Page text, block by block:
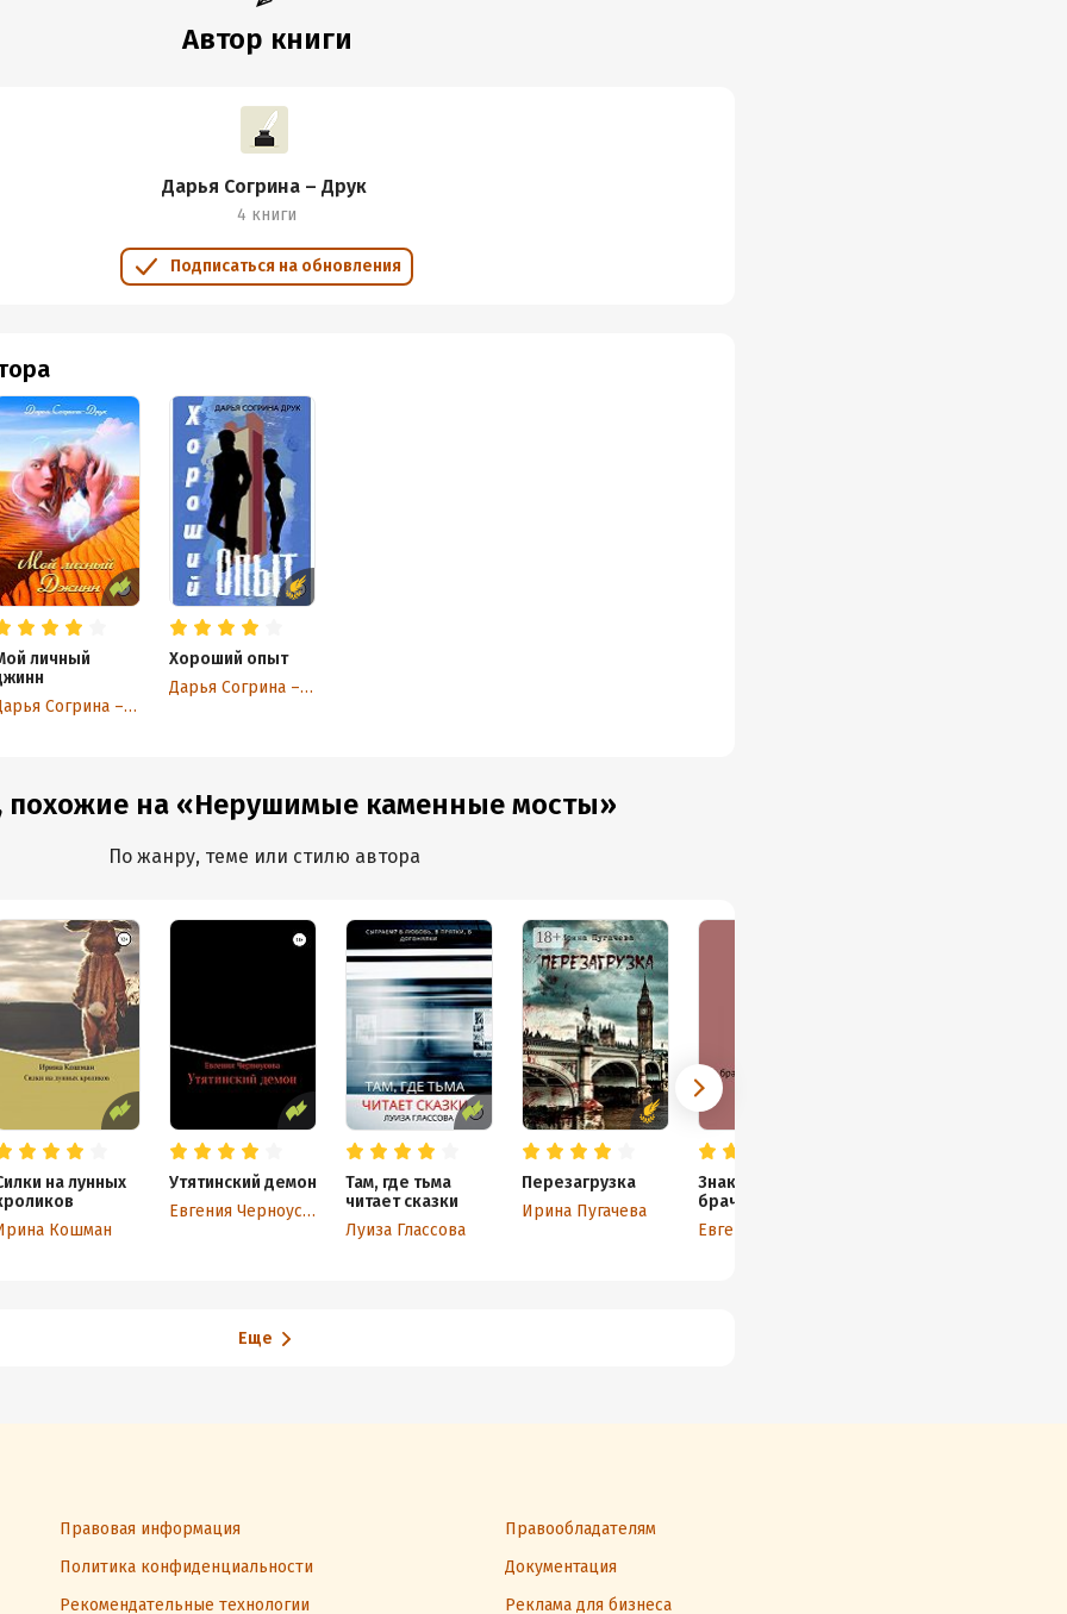
Автор книги
Дарья Согрина – Друк
4 книги
Подписаться на обновления
личный
Дарья Согрина – Друк
Хороший опыт
Дарья Согрина – Друк
похожие на «Нерушимые каменные мосты»
По жанру, теме или стилю автора
на лунных
Кошман
Утятинский демон
Евгения Черноусова
Там, где тьма
читает сказки
Луиза Глассова
Перезагрузка
Ирина Пугачева
Знакомство по
брачному
объявлению
Еще
Правовая информация
Правообладателям
Политика конфиденциальности
Документация
Рекомендательные технологии Реклама для бизнеса